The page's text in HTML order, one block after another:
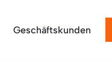
Geschäftskunden